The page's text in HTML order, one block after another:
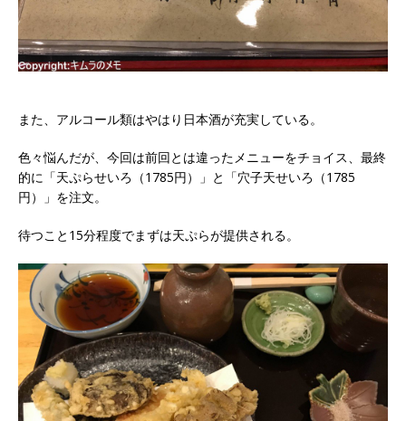
また、アルコール類はやはり日本酒が充実している。
色々悩んだが、今回は前回とは違ったメニューをチョイス、最終
的に「天ぷらせいろ（1785円）」と「穴子天せいろ（1785
円）」を注文。
待つこと15分程度でまずは天ぷらが提供される。